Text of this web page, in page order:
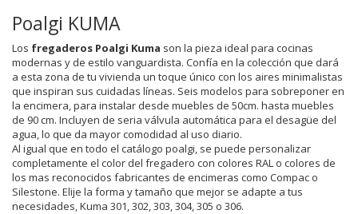
Poalgi KUMA
Los fregaderos Poalgi Kuma son la pieza ideal para cocinas
modernas y de estilo vanguardista. Confía en la colección que dará
a esta zona de tu vivienda un toque único con los aires minimalistas
que inspiran sus cuidadas líneas. Seis modelos para sobreponer en
la encimera, para instalar desde muebles de 50cm. hasta muebles
de 90 cm. Incluyen de seria válvula automática para el desagüe del
agua, lo que da mayor comodidad al uso diario.
Al igual que en todo el catálogo poalgi, se puede personalizar
completamente el color del fregadero con colores RAL o colores de
los mas reconocidos fabricantes de encimeras como Compac o
Silestone. Elije la forma y tamaño que mejor se adapte a tus
necesidades, Kuma 301, 302, 303, 304, 305 o 306.